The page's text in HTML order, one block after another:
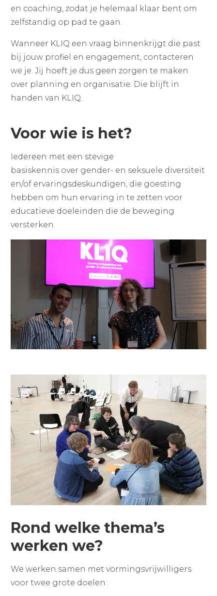
en coaching, zodat je helemaal klaar bent om
zelfstandig op pad te gaan.
Wanneer KLIQ een vraag binnenkrijgt die past
bij jouw profiel en engagement, contacteren
we je. Jij hoeft je dus geen zorgen te maken
over planning en organisatie. Die blijft in
handen van KLIQ.
Voor wie is het?
Iedereen met een stevige
basiskennis over gender- en seksuele diversiteit
en/of ervaringsdeskundigen, die goesting
hebben om hun ervaring in te zetten voor
educatieve doeleinden die de beweging
versterken.
Rond welke thema’s
werken we?
We werken samen met vormingsvrijwilligers
voor twee grote doelen: